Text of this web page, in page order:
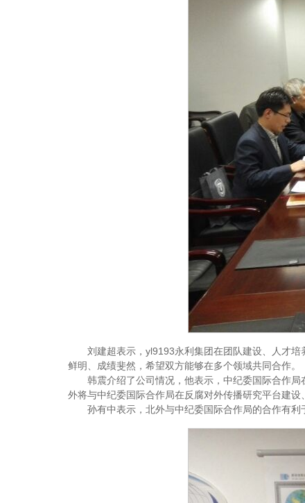
刘建超表示，yl9193永利集团在团队建设、人才
鲜明、成绩斐然，希望双方能够在多个领域共同合作。
韩震介绍了公司情况，他表示，中纪委国际合作
外将与中纪委国际合作局在反腐对外传播研究平台建
孙有中表示，北外与中纪委国际合作局的合作有利